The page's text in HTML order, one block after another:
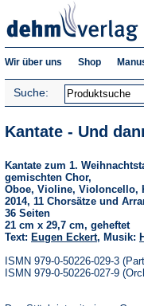
Wir über uns Shop
Suche:
Kantate - Und
Kantate zum 1.
gemischten Chor,
Oboe, Violine, Violoncello,
2014, 11 Chorsätze und
36 Seiten
21 cm x 29,7 cm, geheftet
Text: Eugen Eckert, Musik:
ISMN 979-0-50226-029-3
ISMN 979-0-50226-027-9